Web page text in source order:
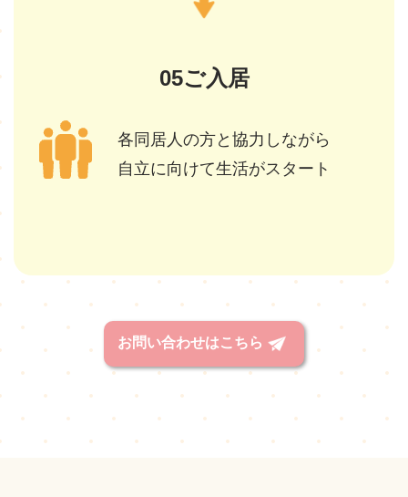
05ご入居
各同居人の方と協力しながら
自立に向けて生活がスタート
お問い合わせはこちら